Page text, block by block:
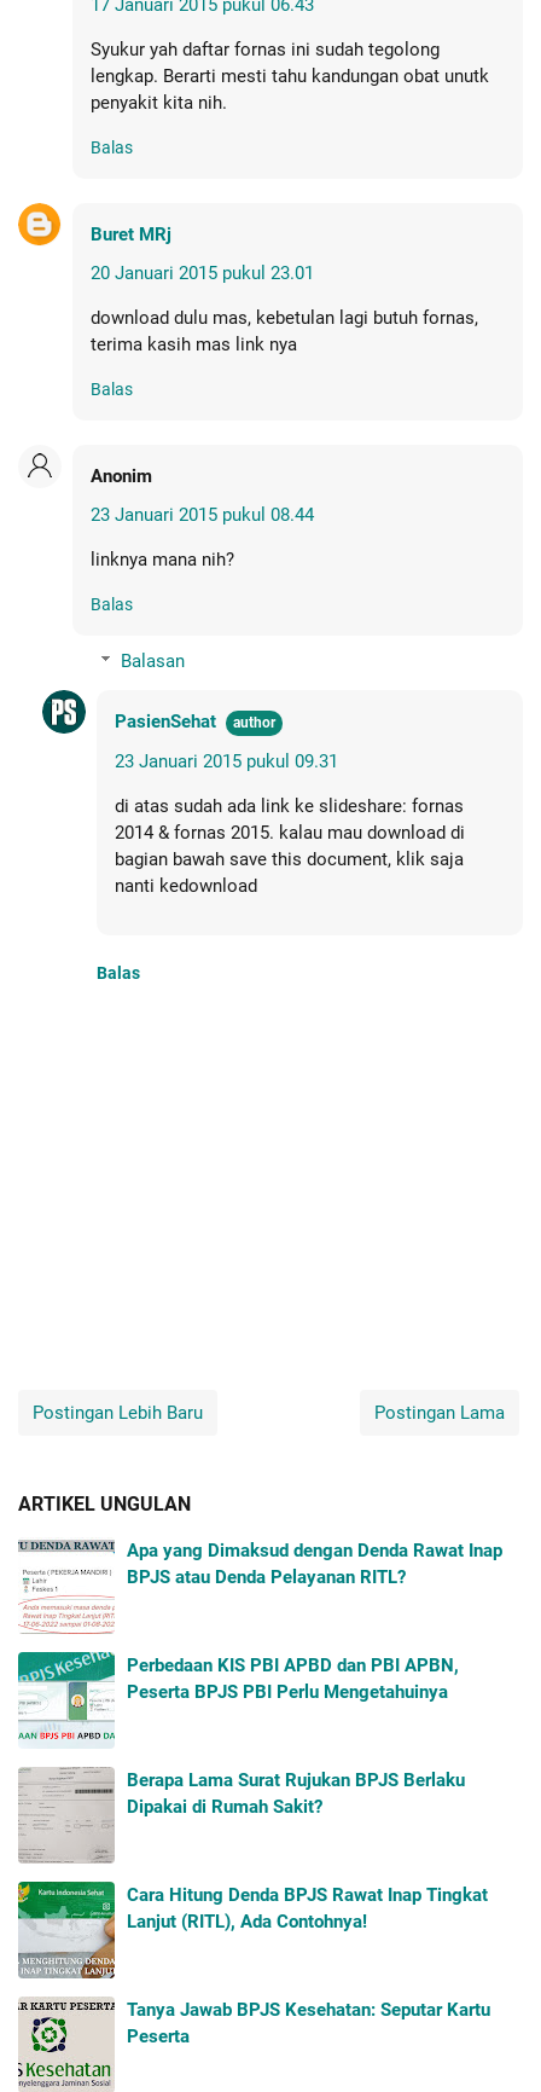
17 Januari 2015 pukul 06.43
Syukur yah daftar fornas ini sudah tegolong
lengkap. Berarti mesti tahu kandungan obat unutk
penyakit kita nih.
Balas
Buret MRj
20 Januari 2015 pukul 23.01
download dulu mas, kebetulan lagi butuh fornas,
terima kasih mas link nya
Balas
Anonim
23 Januari 2015 pukul 08.44
linknya mana nih?
Balas
Balasan
PasienSehat
23 Januari 2015 pukul 09.31
di atas sudah ada link ke slideshare: fornas
2014 & fornas 2015. kalau mau download di
bagian bawah save this document, klik saja
nanti kedownload
Balas
Postingan Lebih Baru Postingan Lama
ARTIKEL UNGULAN
Apa yang Dimaksud dengan Denda Rawat Inap
BPJS atau Denda Pelayanan RITL?
Perbedaan KIS PBI APBD dan PBI APBN,
Peserta BPJS PBI Perlu Mengetahuinya
Berapa Lama Surat Rujukan BPJS Berlaku
Dipakai di Rumah Sakit?
Cara Hitung Denda BPJS Rawat Inap Tingkat
Lanjut (RITL), Ada Contohnya!
Tanya Jawab BPJS Kesehatan: Seputar Kartu
Peserta